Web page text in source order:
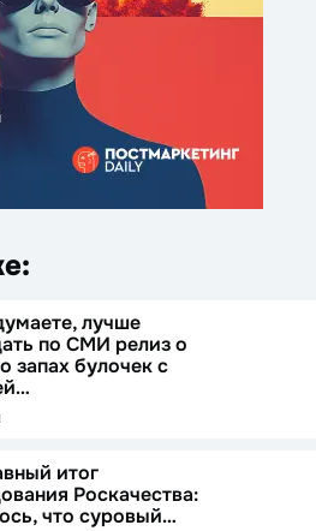
лучше
по СМИ релиз о
запах булочек с
итог
Роскачества:
что суровый…